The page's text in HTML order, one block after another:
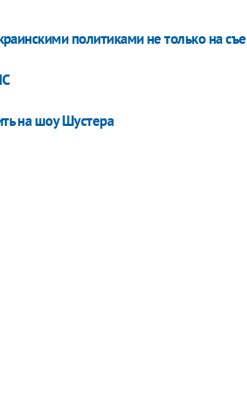
политиками не только на
на шоу Шустера